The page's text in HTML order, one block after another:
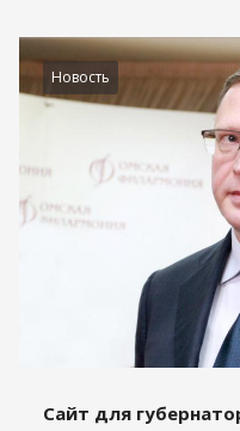
Новость
Сайт для